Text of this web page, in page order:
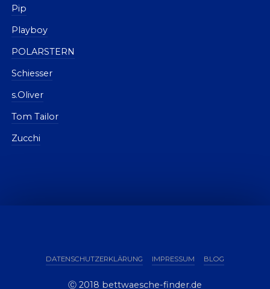
Pip
Playboy
POLARSTERN
Schiesser
s.Oliver
Tom Tailor
Zucchi
DATENSCHUTZERKLÄRUNG IMPRESSUM BLOG
Ⓒ 2018 bettwaesche-finder.de